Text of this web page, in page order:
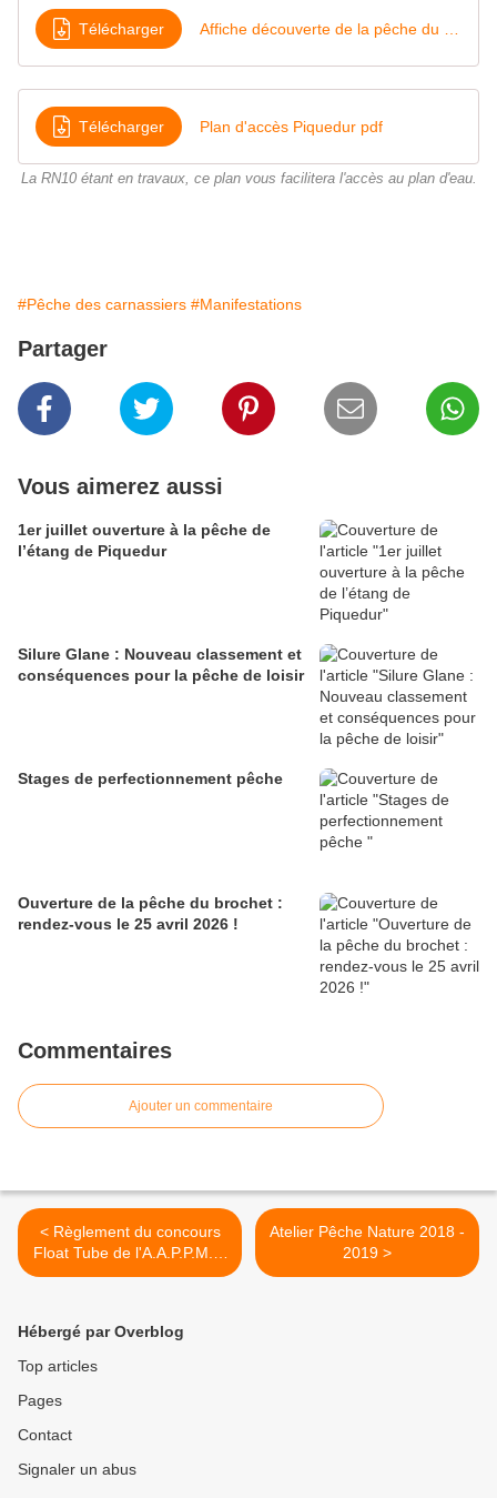
Télécharger
Télécharger Plan d'accès Piquedur pdf
La RN10 étant en travaux, ce plan vous facilitera l'accès au plan d'eau.
#Pêche des carnassiers #Manifestations
Partager
Vous aimerez aussi
1er juillet ouverture à la pêche de
l’étang de Piquedur
Silure Glane : Nouveau classement et
conséquences pour la pêche de loisir
Stages de perfectionnement pêche
Ouverture de la pêche du brochet :
rendez-vous le 25 avril 2026 !
Commentaires
Ajouter un commentaire
< Règlement du concours
Float Tube de l'A.A.P.P.M.A.
de Mansle
Atelier Pêche Nature 2018 -
2019 >
Hébergé par Overblog
Top articles
Pages
Contact
Signaler un abus